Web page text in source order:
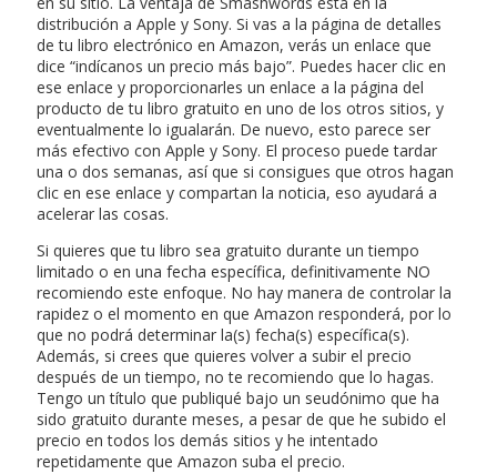
distribución a Apple y Sony. Si vas a la página de detalles
de tu libro electrónico en Amazon, verás un enlace que
dice “indícanos un precio más bajo”. Puedes hacer clic en
ese enlace y proporcionarles un enlace a la página del
producto de tu libro gratuito en uno de los otros sitios, y
eventualmente lo igualarán. De nuevo, esto parece ser
más efectivo con Apple y Sony. El proceso puede tardar
una o dos semanas, así que si consigues que otros hagan
clic en ese enlace y compartan la noticia, eso ayudará a
acelerar las cosas.
Si quieres que tu libro sea gratuito durante un tiempo
limitado o en una fecha específica, definitivamente NO
recomiendo este enfoque. No hay manera de controlar la
rapidez o el momento en que Amazon responderá, por lo
que no podrá determinar la(s) fecha(s) específica(s).
Además, si crees que quieres volver a subir el precio
después de un tiempo, no te recomiendo que lo hagas.
Tengo un título que publiqué bajo un seudónimo que ha
sido gratuito durante meses, a pesar de que he subido el
precio en todos los demás sitios y he intentado
repetidamente que Amazon suba el precio.